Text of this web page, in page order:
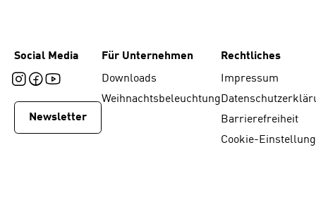
Social Media
Newsletter
Für Unternehmen
Downloads
Weihnachtsbeleuchtung
Rechtliches
Impressum
Barrierefreiheit
Cookie-